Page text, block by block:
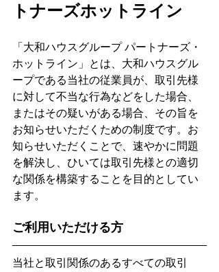
トナーズホットライン
「大和ハウスグループ パートナーズ・
ホットライン」とは、大和ハウスグル
ープである当社の従業員が、取引先様
に対して不当な行為などをした場合、
またはその疑いがある場合、その旨を
お知らせいただくための制度です。お
知らせいただくことで、速やかに問題
を解決し、ひいては取引先様との適切
な関係を構築することを目的としてい
ます。
ご利用いただける方
当社と取引関係のあるすべての取引